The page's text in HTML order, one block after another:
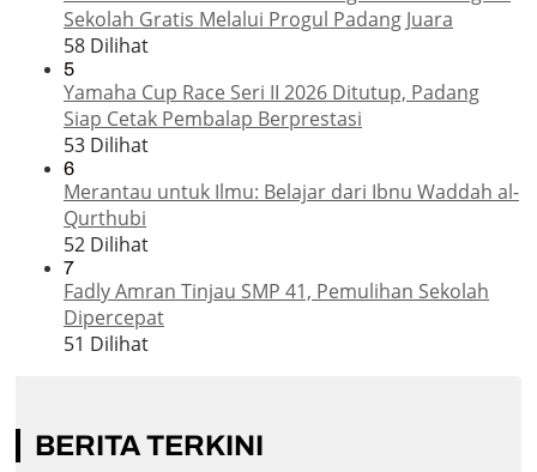
Sekolah Gratis Melalui Progul Padang Juara
58 Dilihat
5
Yamaha Cup Race Seri II 2026 Ditutup, Padang
Siap Cetak Pembalap Berprestasi
53 Dilihat
6
Merantau untuk Ilmu: Belajar dari Ibnu Waddah al-
Qurthubi
52 Dilihat
7
Fadly Amran Tinjau SMP 41, Pemulihan Sekolah
Dipercepat
51 Dilihat
BERITA TERKINI